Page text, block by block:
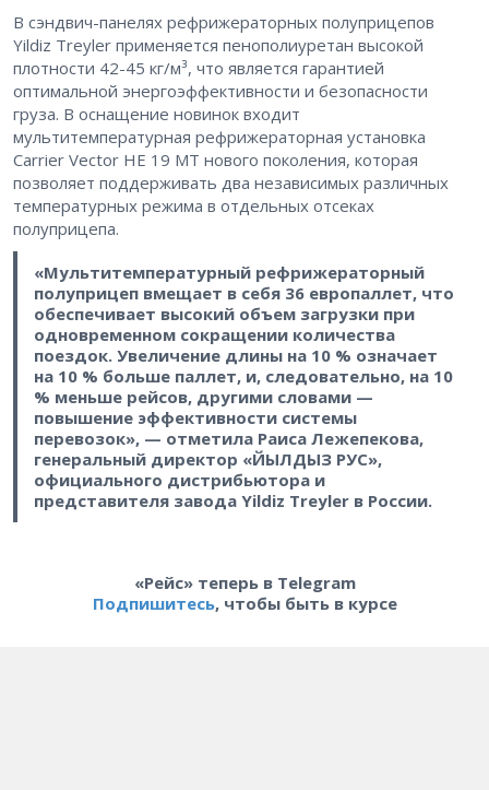
В сэндвич-панелях рефрижераторных полуприцепов
Yildiz Treyler применяется пенополиуретан высокой
плотности 42-45 кг/м³, что является гарантией
оптимальной энергоэффективности и безопасности
груза. В оснащение новинок входит
мультитемпературная рефрижераторная установка
Carrier Vector HE 19 MT нового поколения, которая
позволяет поддерживать два независимых различных
температурных режима в отдельных отсеках
полуприцепа.
«Мультитемпературный рефрижераторный
полуприцеп вмещает в себя 36 европаллет, что
обеспечивает высокий объем загрузки при
одновременном сокращении количества
поездок. Увеличение длины на 10 % означает
на 10 % больше паллет, и, следовательно, на 10
% меньше рейсов, другими словами —
повышение эффективности системы
перевозок», — отметила Раиса Лежепекова,
генеральный директор «ЙЫЛДЫЗ РУС»,
официального дистрибьютора и
представителя завода Yildiz Treyler в России.
«Рейс» теперь в Telegram
Подпишитесь, чтобы быть в курсе